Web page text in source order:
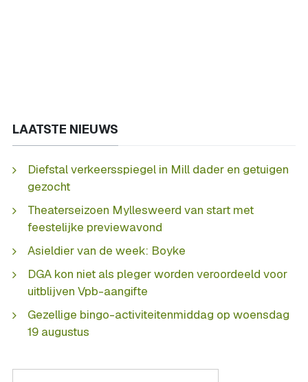
LAATSTE NIEUWS
Diefstal verkeersspiegel in Mill dader en getuigen
gezocht
Theaterseizoen Myllesweerd van start met
feestelijke previewavond
Asieldier van de week: Boyke
DGA kon niet als pleger worden veroordeeld voor
uitblijven Vpb-aangifte
Gezellige bingo-activiteitenmiddag op woensdag
19 augustus